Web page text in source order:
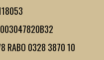
RABO 0328 3870 10